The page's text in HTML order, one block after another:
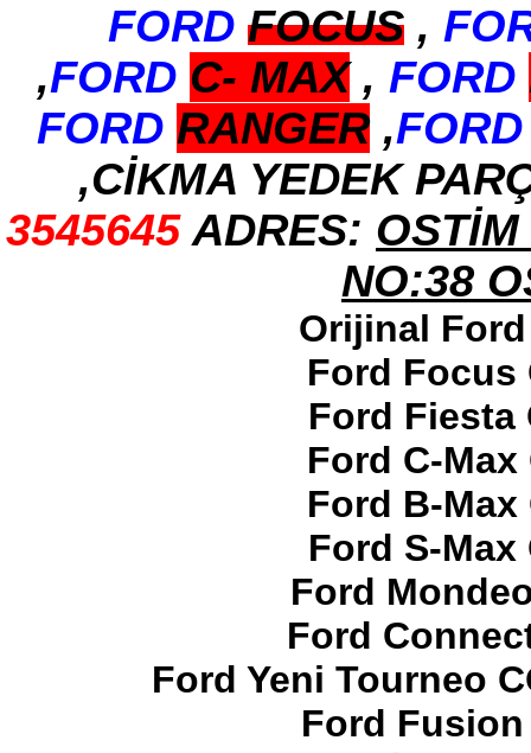
2017-2018 ford ranger arka
tampon
Ürün Kodu : 2017-2018 ford ranger
dirksiyon simidi
2017-2018 ford ranger
dirksiyon simidi
SOL ÖN KAPI DÖŞEMSİ
Ürün Kodu : 2017-2018 ford ranger şavft
FORD FOCUS,
,FORD C- MAX, FORD
FORD RANGER,FORD
,CİKMA YEDEK
3545645 ADRES:
NO:38
Orijinal Ford
Ford Focus
Ford Fiesta
Ford C-Max
Ford B-Max
Ford S-Max
Ford
Ford
Ford Yeni Tourneo
Ford Fusion